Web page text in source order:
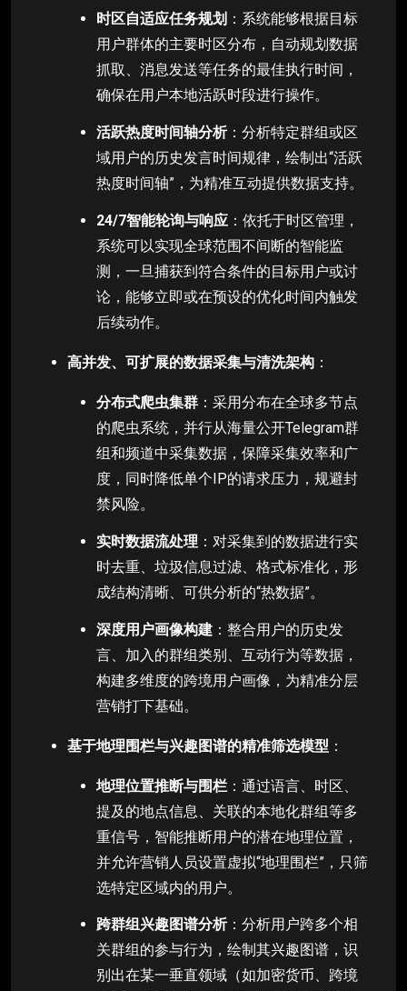
时区自适应任务规划 ：系统能够根据目标
用户群体的主要时区分布，自动规划数据
抓取、消息发送等任务的最佳执行时间，
确保在用户本地活跃时段进行操作。
活跃热度时间轴分析：分析特定群组或区
域用户的历史发言时间规律，绘制出“活跃
热度时间轴”，为精准互动提供数据支持。
24/7智能轮询与响应 ：依托于时区管理，
系统可以实现全球范围不间断的智能监
测，一旦捕获到符合条件的目标用户或讨
论，能够立即或在预设的优化时间内触发
后续动作。
高并发、可扩展的数据采集与清洗架构 ：
分布式爬虫集群 ：采用分布在全球多节点
的爬虫系统，并行从海量公开Telegram群
组和频道中采集数据，保障采集效率和广
度，同时降低单个IP的请求压力，规避封
禁风险。
实时数据流处理 ：对采集到的数据进行实
时去重、垃圾信息过滤、格式标准化，形
成结构清晰、可供分析的“热数据”。
深度用户画像构建 ：整合用户的历史发
言、加入的群组类别、互动行为等数据，
构建多维度的跨境用户画像，为精准分层
营销打下基础。
基于地理围栏与兴趣图谱的精准筛选模型 ：
地理位置推断与围栏 ：通过语言、时区、
提及的地点信息、关联的本地化群组等多
重信号，智能推断用户的潜在地理位置，
并允许营销人员设置虚拟“地理围栏”，只筛
选特定区域内的用户。
跨群组兴趣图谱分析：分析用户跨多个相
关群组的参与行为，绘制其兴趣图谱，识
别出在某一垂直领域（如加密货币、跨境